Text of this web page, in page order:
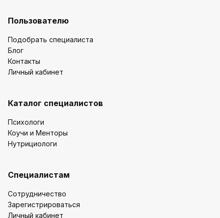
Пользователю
Подобрать специалиста
Блог
Контакты
Личный кабинет
Каталог специалистов
Психологи
Коучи и Менторы
Нутрициологи
Специалистам
Сотрудничество
Зарегистрироваться
Личный кабинет